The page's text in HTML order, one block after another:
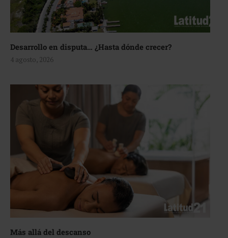
Desarrollo en disputa… ¿Hasta dónde crecer?
4 agosto, 2026
Más allá del descanso